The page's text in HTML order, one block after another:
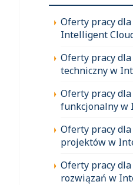
Oferty pracy
Intelligent
Oferty pracy
techniczny w
Oferty pracy
funkcjonalny w
Oferty pracy
projektów w
Oferty pracy
rozwiązań w